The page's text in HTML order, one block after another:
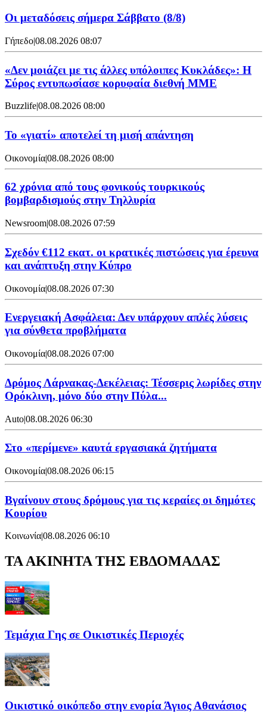
Οι μεταδόσεις σήμερα Σάββατο (8/8)
Γήπεδο|08.08.2026 08:07
«Δεν μοιάζει με τις άλλες υπόλοιπες Κυκλάδες»: Η
Σύρος εντυπωσίασε κορυφαία διεθνή ΜΜΕ
Buzzlife|08.08.2026 08:00
Το «γιατί» αποτελεί τη μισή απάντηση
Οικονομία|08.08.2026 08:00
62 χρόνια από τους φονικούς τουρκικούς
βομβαρδισμούς στην Τηλλυρία
Newsroom|08.08.2026 07:59
Σχεδόν €112 εκατ. οι κρατικές πιστώσεις για έρευνα
και ανάπτυξη στην Κύπρο
Οικονομία|08.08.2026 07:30
Ενεργειακή Ασφάλεια: Δεν υπάρχουν απλές λύσεις
για σύνθετα προβλήματα
Οικονομία|08.08.2026 07:00
Δρόμος Λάρνακας-Δεκέλειας: Τέσσερις λωρίδες στην
Ορόκλινη, μόνο δύο στην Πύλα...
Auto|08.08.2026 06:30
Στο «περίμενε» καυτά εργασιακά ζητήματα
Οικονομία|08.08.2026 06:15
Βγαίνουν στους δρόμους για τις κεραίες οι δημότες
Κουρίου
Κοινωνία|08.08.2026 06:10
ΤΑ ΑΚΙΝΗΤΑ ΤΗΣ ΕΒΔΟΜΑΔΑΣ
Τεμάχια Γης σε Οικιστικές Περιοχές
Οικιστικό οικόπεδο στην ενορία Άγιος Αθανάσιος